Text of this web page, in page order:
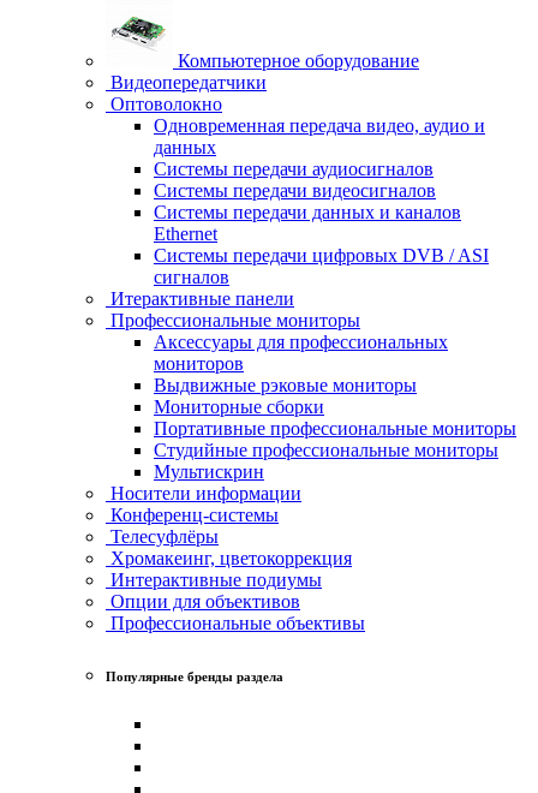
Компьютерное оборудование
Видеопередатчики
Оптоволокно
Одновременная передача видео, аудио и
данных
Системы передачи аудиосигналов
Системы передачи видеосигналов
Системы передачи данных и каналов
Ethernet
Системы передачи цифровых DVB / ASI
сигналов
Итерактивные панели
Профессиональные мониторы
Аксессуары для профессиональных
мониторов
Выдвижные рэковые мониторы
Мониторные сборки
Портативные профессиональные мониторы
Студийные профессиональные мониторы
Мультискрин
Носители информации
Конференц-системы
Телесуфлёры
Хромакеинг, цветокоррекция
Интерактивные подиумы
Опции для объективов
Профессиональные объективы
Популярные бренды раздела